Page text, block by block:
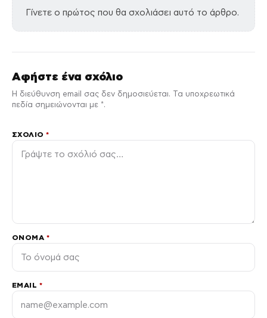
Γίνετε ο πρώτος που θα σχολιάσει αυτό το άρθρο.
Αφήστε ένα σχόλιο
Η διεύθυνση email σας δεν δημοσιεύεται. Τα υποχρεωτικά
πεδία σημειώνονται με *.
ΣΧΌΛΙΟ*
ΌΝΟΜΑ *
EMAIL *